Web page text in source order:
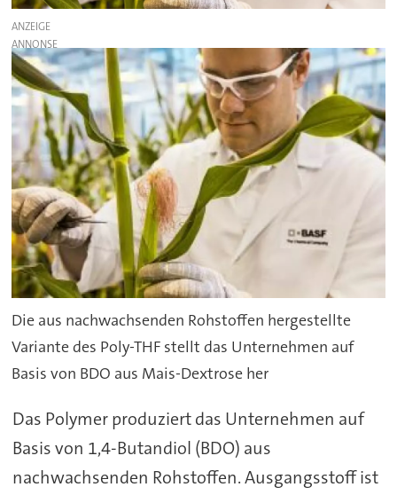
ANZEIGE
Die aus nachwachsenden Rohstoffen hergestellte
Variante des Poly-THF stellt das Unternehmen auf
Basis von BDO aus Mais-Dextrose her
Das Polymer produziert das Unternehmen auf
Basis von 1,4-Butandiol (BDO) aus
nachwachsenden Rohstoffen. Ausgangsstoff ist